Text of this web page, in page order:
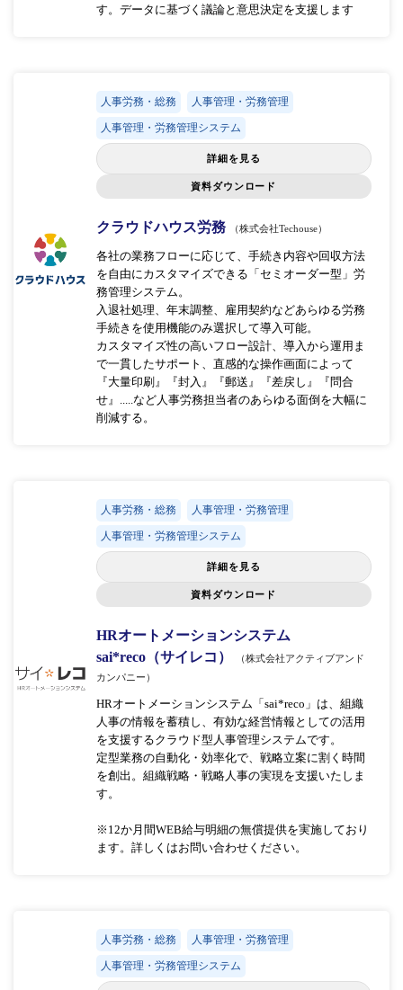
す。データに基づく議論と意思決定を支援します
人事労務・総務 人事管理・労務管理
人事管理・労務管理システム
詳細を見る
資料ダウンロード
クラウドハウス労務 （株式会社Techouse）
各社の業務フローに応じて、手続き内容や回収方法
を自由にカスタマイズできる「セミオーダー型」労
務管理システム。
入退社処理、年末調整、雇用契約などあらゆる労務
手続きを使用機能のみ選択して導入可能。
カスタマイズ性の高いフロー設計、導入から運用ま
で一貫したサポート、直感的な操作画面によって
『大量印刷』『封入』『郵送』『差戻し』『問合
せ』.....など人事労務担当者のあらゆる面倒を大幅に
削減する。
人事労務・総務 人事管理・労務管理
人事管理・労務管理システム
詳細を見る
資料ダウンロード
HRオートメーションシステム
sai*reco（サイレコ）
（株式会社アクティブアンド
カンパニー）
HRオートメーションシステム「sai*reco」は、組織
人事の情報を蓄積し、有効な経営情報としての活用
を支援するクラウド型人事管理システムです。
定型業務の自動化・効率化で、戦略立案に割く時間
を創出。組織戦略・戦略人事の実現を支援いたしま
す。
※12か月間WEB給与明細の無償提供を実施しており
ます。詳しくはお問い合わせください。
人事労務・総務 人事管理・労務管理
人事管理・労務管理システム